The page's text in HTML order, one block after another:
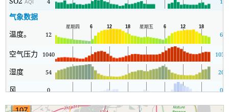
AQI
气象数据
温度。
12 6
空气压力 1040 1037
湿度 54 20
风 0 0